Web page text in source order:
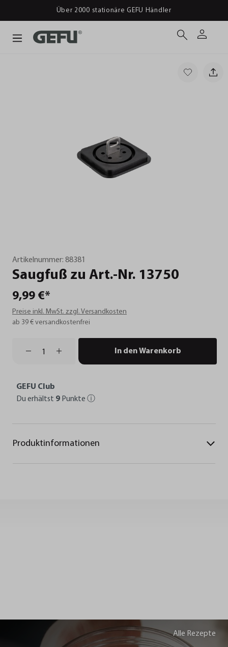
Ab 39 € versandkostenfrei
Artikelnummer: 88381
Saugfuß zu Art.-Nr. 13750
9,99 €*
Preise inkl. MwSt. zzgl. Versandkosten
ab 39 € versandkostenfrei
In den Warenkorb
GEFU Club
Du erhältst 9 Punkte ⓘ
Produktinformationen
Alle Rezepte